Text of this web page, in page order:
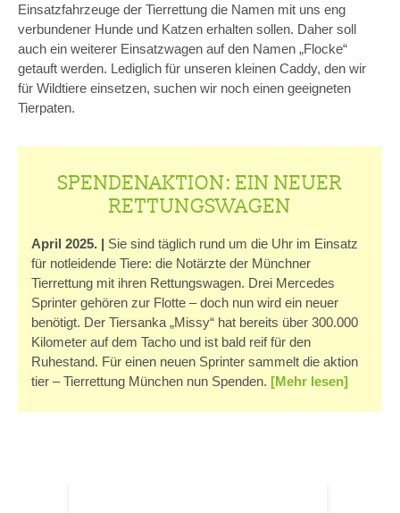
Einsatzfahrzeuge der Tierrettung die Namen mit uns eng
verbundener Hunde und Katzen erhalten sollen. Daher soll
auch ein weiterer Einsatzwagen auf den Namen „Flocke“
getauft werden. Lediglich für unseren kleinen Caddy, den wir
für Wildtiere einsetzen, suchen wir noch einen geeigneten
Tierpaten.
SPENDENAKTION: EIN NEUER
RETTUNGSWAGEN
April 2025. | Sie sind täglich rund um die Uhr im Einsatz
für notleidende Tiere: die Notärzte der Münchner
Tierrettung mit ihren Rettungswagen. Drei Mercedes
Sprinter gehören zur Flotte – doch nun wird ein neuer
benötigt. Der Tiersanka „Missy“ hat bereits über 300.000
Kilometer auf dem Tacho und ist bald reif für den
Ruhestand. Für einen neuen Sprinter sammelt die aktion
tier – Tierrettung München nun Spenden. [Mehr lesen]